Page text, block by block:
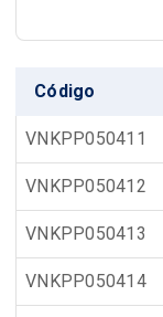
Código
VNKPP050411
VNKPP050412
VNKPP050413
VNKPP050414